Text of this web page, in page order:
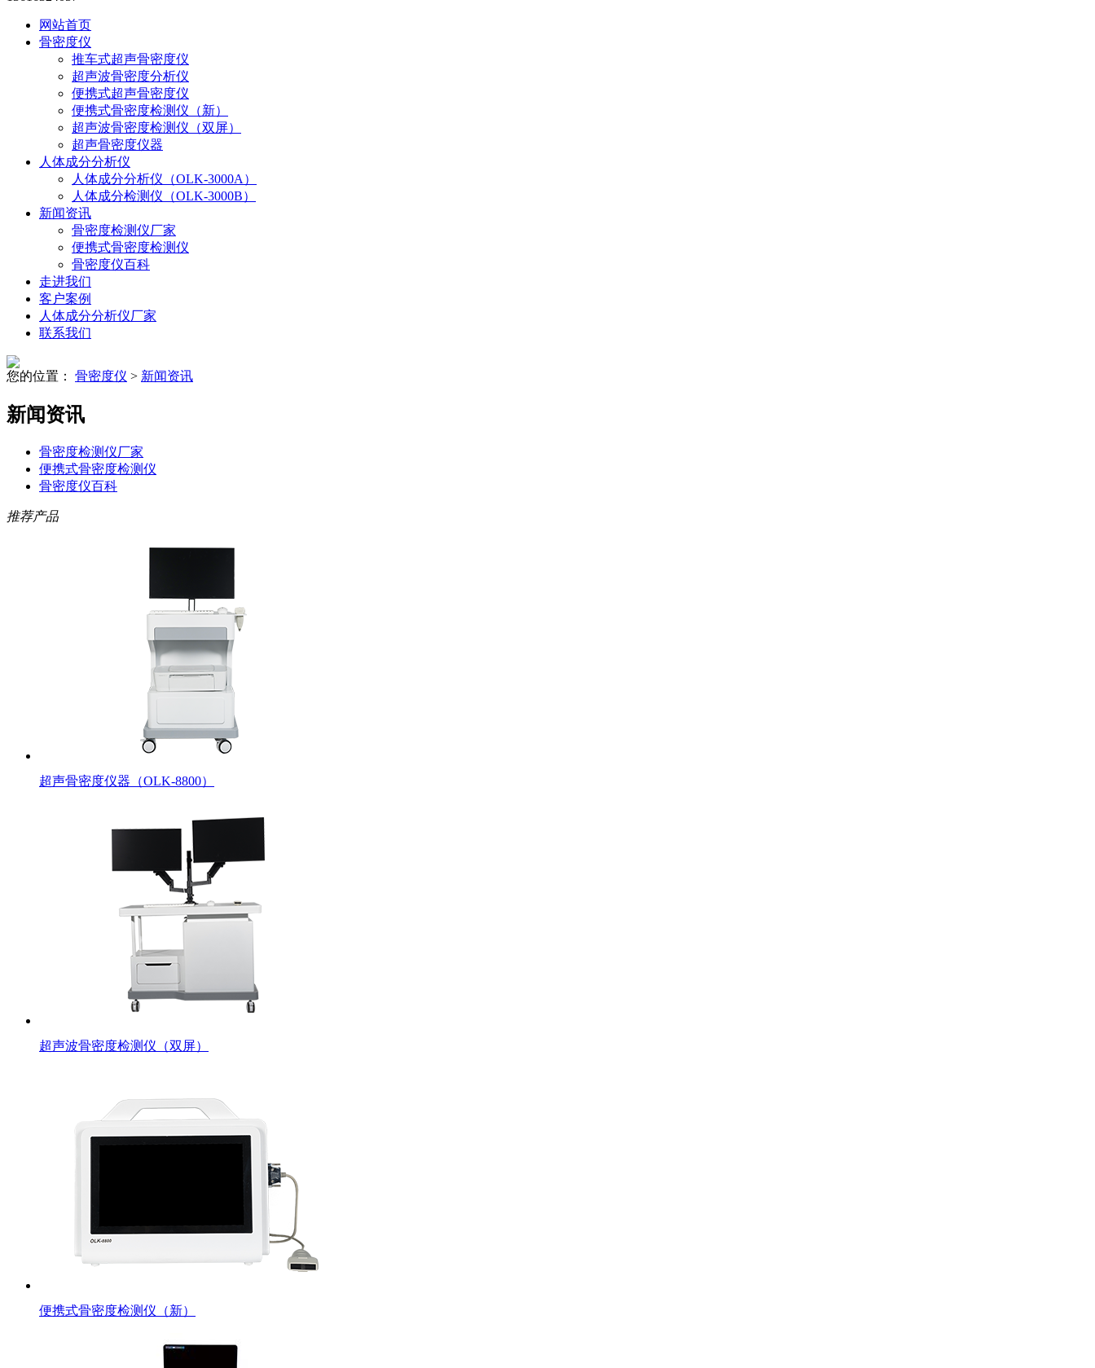
网站首页
骨密度仪
推车式超声骨密度仪
超声波骨密度分析仪
便携式超声骨密度仪
便携式骨密度检测仪（新）
超声波骨密度检测仪（双屏）
超声骨密度仪器
人体成分分析仪
人体成分分析仪（OLK-3000A）
人体成分检测仪（OLK-3000B）
新闻资讯
骨密度检测仪厂家
便携式骨密度检测仪
骨密度仪百科
走进我们
客户案例
人体成分分析仪厂家
联系我们
您的位置： 骨密度仪 > 新闻资讯
新闻资讯
骨密度检测仪厂家
便携式骨密度检测仪
骨密度仪百科
推荐产品
超声骨密度仪器（OLK-8800）
超声波骨密度检测仪（双屏）
便携式骨密度检测仪（新）